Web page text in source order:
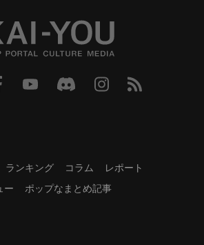
ランキング コラム
レポート
ー ポップなまとめ記事